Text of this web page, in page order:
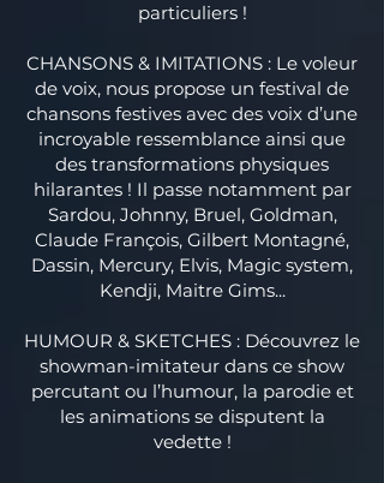
particuliers !
CHANSONS & IMITATIONS : Le voleur
de voix, nous propose un festival de
chansons festives avec des voix d’une
incroyable ressemblance ainsi que
des transformations physiques
hilarantes ! Il passe notamment par
Sardou, Johnny, Bruel, Goldman,
Claude François, Gilbert Montagné,
Dassin, Mercury, Elvis, Magic system,
Kendji, Maitre Gims...
HUMOUR & SKETCHES : Découvrez le
showman-imitateur dans ce show
percutant ou l’humour, la parodie et
les animations se disputent la
vedette !